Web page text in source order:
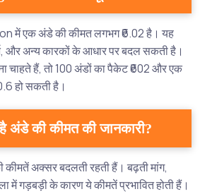
में एक अंडे की कीमत लगभग ₹6.02 है। यह
और अन्य कारकों के आधार पर बदल सकती है।
चाहते हैं, तो 100 अंडों का पैकेट ₹602 और एक
हो सकती है।
है अंडे की कीमत की जानकारी?
अक्सर बदलती रहती हैं। बढ़ती मांग,
गड़बड़ी के कारण ये कीमतें प्रभावित होती हैं।